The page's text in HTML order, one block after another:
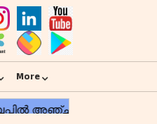
More